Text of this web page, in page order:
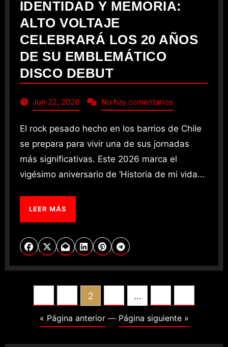
IDENTIDAD Y MEMORIA:
ALTO VOLTAJE
CELEBRARÁ LOS 20 AÑOS
DE SU EMBLEMÁTICO
DISCO DEBUT
Jun 22, 2026 No hay comentarios
El rock pesado hecho en los barrios de Chile
se prepara para vivir una de sus jornadas
más significativas. Este 2026 marca el
vigésimo aniversario de ‘Historia de mi vida…
LEER MÁS
PAGINATION
2 …
« Página anterior— Página siguiente »